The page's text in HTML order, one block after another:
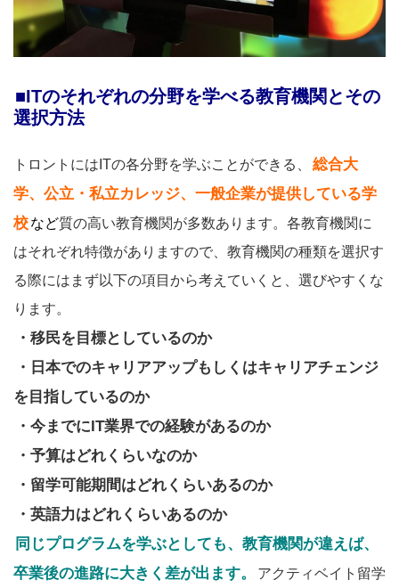
■ITのそれぞれの分野を学べる教育機関とその
選択方法
トロントにはITの各分野を学ぶことができる、
総合大
学、公立・私立カレッジ、一般企業が提供している学
校など質の高い教育機関が多数あります。各教育機関に
はそれぞれ特徴がありますので、教育機関の種類を選択す
る際にはまず以下の項目から考えていくと、選びやすくな
ります。
・移民を目標としているのか
・日本でのキャリアアップもしくはキャリアチェンジ
を目指しているのか
・今までにIT業界での経験があるのか
・予算はどれくらいなのか
・留学可能期間はどれくらいあるのか
・英語力はどれくらいあるのか
同じプログラムを学ぶとしても、教育機関が違えば、
卒業後の進路に大きく差が出ます。
アクティベイト留学